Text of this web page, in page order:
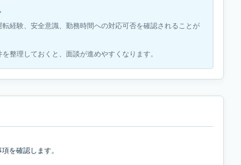
経験、安全意識、勤務時間への対応可否を確認されることが
整理しておくと、面談が進めやすくなります。
を確認します。